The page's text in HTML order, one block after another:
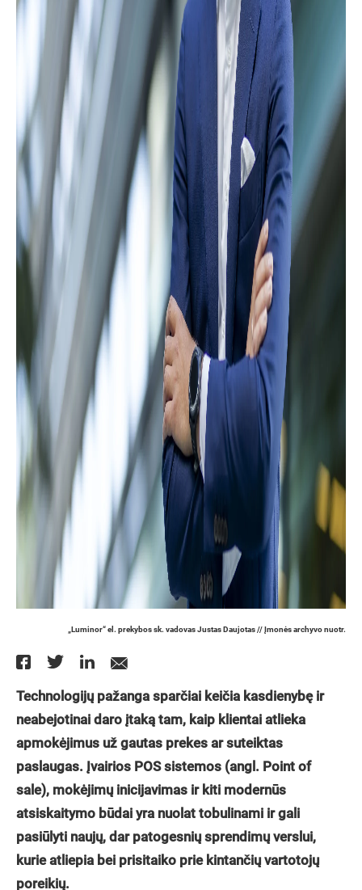
„Luminor“ el. prekybos sk. vadovas Justas Daujotas // Įmonės archyvo nuotr.
Technologijų pažanga sparčiai keičia kasdienybę ir
neabejotinai daro įtaką tam, kaip klientai atlieka
apmokėjimus už gautas prekes ar suteiktas
paslaugas. Įvairios POS sistemos (angl. Point of
sale), mokėjimų inicijavimas ir kiti modernūs
atsiskaitymo būdai yra nuolat tobulinami ir gali
pasiūlyti naujų, dar patogesnių sprendimų verslui,
kurie atliepia bei prisitaiko prie kintančių vartotojų
poreikių.